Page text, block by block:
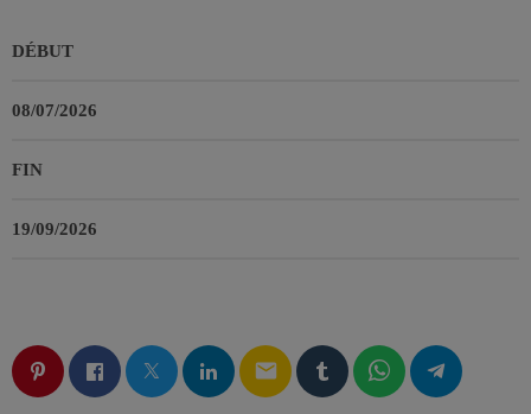
DÉBUT
08/07/2026
FIN
19/09/2026
email